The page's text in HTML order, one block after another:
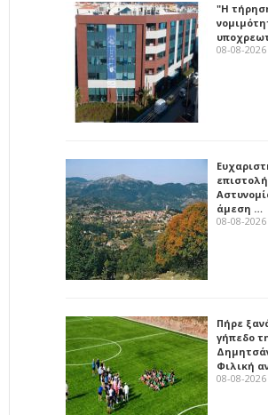
"Η
08-08-2026
άμεση …
08-08-2026
Πήρε
γήπεδο
Φιλική
08-08-2026